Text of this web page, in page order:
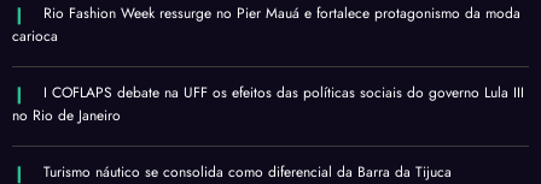
Rio Fashion Week ressurge no Pier Mauá e fortalece protagonismo da moda
carioca
I COFLAPS debate na UFF os efeitos das políticas sociais do governo Lula III
no Rio de Janeiro
Turismo náutico se consolida como diferencial da Barra da Tijuca